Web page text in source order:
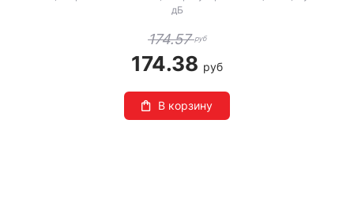
дБ
174.57руб
174.38 руб
В корзину